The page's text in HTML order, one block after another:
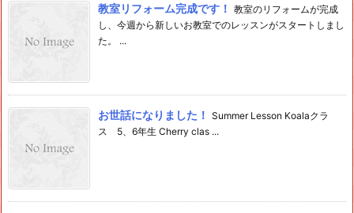
教室リフォーム完成です！ 教室のリフォームが完成
し、今週から新しいお教室でのレッスンがスタートしまし
た。 ...
お世話になりました！ Summer Lesson Koalaクラ
ス 5、6年生 Cherry clas ...